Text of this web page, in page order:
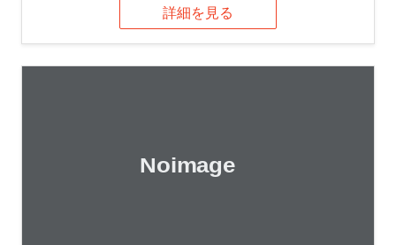
詳細を見る